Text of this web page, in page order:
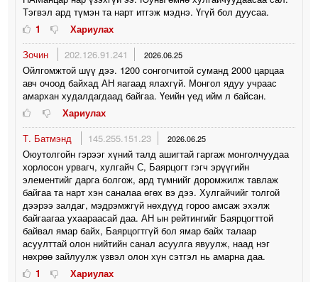
Тэгвэл ард түмэн та нарт итгэж мэднэ. Үгүй бол дуусаа.
1
Хариулах
Зочин
202.126.91.241 2026.06.25
Ойлгомжтой шүү дээ. 1200 сонгогчитой суманд 2000 царцаа
авч очоод байхад АН яагаад ялахгүй. Монгол ядуу учраас
амархан худалдагдаад байгаа. Үеийн үед ийм л байсан.
Хариулах
Т. Батмэнд
145.255.151.23 2026.06.25
Оюутолгойн гэрээг хүний талд ашигтай гаргаж монголчуудаа
хорлосон урвагч, хулгайч С, Баярцогт гэгч эрүүгийн
элементийг дарга болгож, ард түмнийг доромжилж тавлаж
байгаа та нарт хэн саналаа өгөх вэ дээ. Хулгайчийг толгой
дээрээ залдаг, мэдрэмжгүй нөхдүүд гороо амсаж эхэлж
байгаагаа ухаараасай даа. АН ын рейтингийг Баярцогттой
байвал ямар байх, Баярцогтгүй бол ямар байх талаар
асуулттай олон нийтийн санал асуулга явуулж, наад нэг
нөхрөө зайлуулж үзвэл олон хүн сэтгэл нь амарна даа.
1
Хариулах